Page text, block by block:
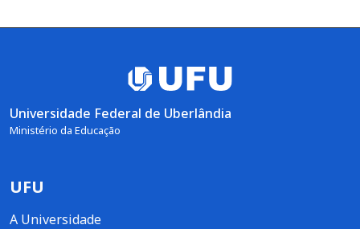
Universidade Federal de Uberlândia
Ministério da Educação
UFU
A Universidade